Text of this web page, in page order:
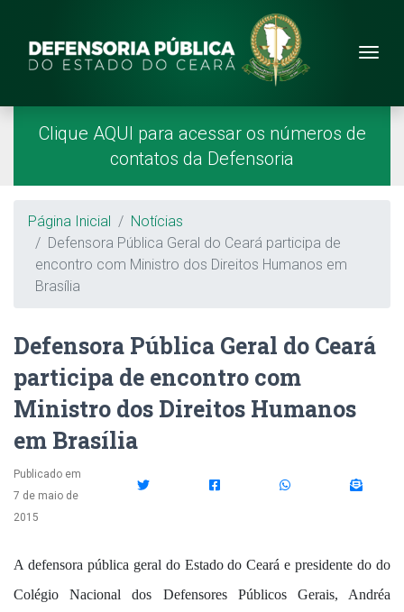
Site da Defensoria
Menu Principal
Página Inicial
Clique AQUI para acessar os números de
contatos da Defensoria
Breadcrumb
Página Inicial
Notícias
Defensora Pública Geral do Ceará participa de
encontro com Ministro dos Direitos Humanos em
Brasília
Defensora Pública Geral do Ceará
participa de encontro com
Ministro dos Direitos Humanos
em Brasília
Publicado em
7 de maio de
2015
A defensora pública geral do Estado do Ceará e presidente do do
Colégio Nacional dos Defensores Públicos Gerais, Andréa